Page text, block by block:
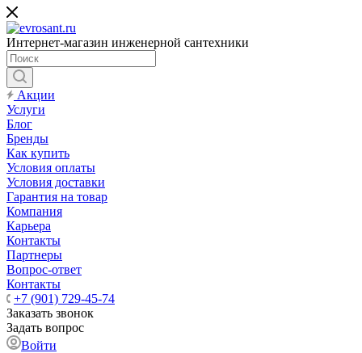
Интернет-магазин инженерной сантехники
Акции
Услуги
Блог
Бренды
Как купить
Условия оплаты
Условия доставки
Гарантия на товар
Компания
Карьера
Контакты
Партнеры
Вопрос-ответ
Контакты
+7 (901) 729-45-74
Заказать звонок
Задать вопрос
Войти